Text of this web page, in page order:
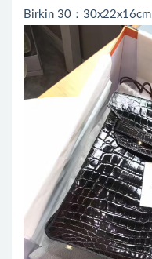
Birkin 30：30x22x16cm